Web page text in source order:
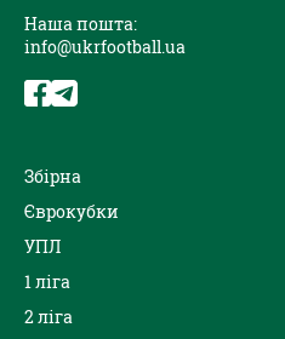
Наша пошта:
info@ukrfootball.ua
Збірна
Єврокубки
УПЛ
1 ліга
2 ліга